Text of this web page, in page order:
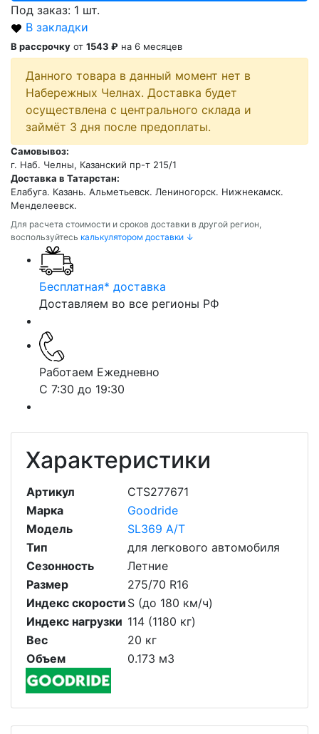
Под заказ: 1 шт.
В закладки
В рассрочку от 1543 ₽ на 6 месяцев
Данного товара в данный момент нет в
Набережных Челнах. Доставка будет
осуществлена с центрального склада и
займёт 3 дня после предоплаты.
Самовывоз:
г. Наб. Челны, Казанский пр-т 215/1
Доставка в Татарстан:
Елабуга. Казань. Альметьевск. Лениногорск. Нижнекамск.
Менделеевск.
Для расчета стоимости и сроков доставки в другой регион,
воспользуйтесь калькулятором доставки ↓
Бесплатная* доставка
Доставляем во все регионы РФ
Работаем Ежедневно
С 7:30 до 19:30
Характеристики
Артикул
CTS277671
Марка
Goodride
Модель
SL369 A/T
Тип
для легкового автомобиля
Сезонность
Летние
Размер
275/70 R16
Индекс скорости S (до 180 км/ч)
Индекс нагрузки 114 (1180 кг)
Вес
20 кг
Объем
0.173 м3